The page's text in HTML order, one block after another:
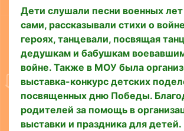
Дети слушали песни военных
сами, рассказывали стихи о
героях, танцевали, посвящая
дедушкам и бабушкам
войне. Также в МОУ была
выставка-конкурс детских
посвященных дню Победы.
родителей за помощь в
выставки и праздника для детей.